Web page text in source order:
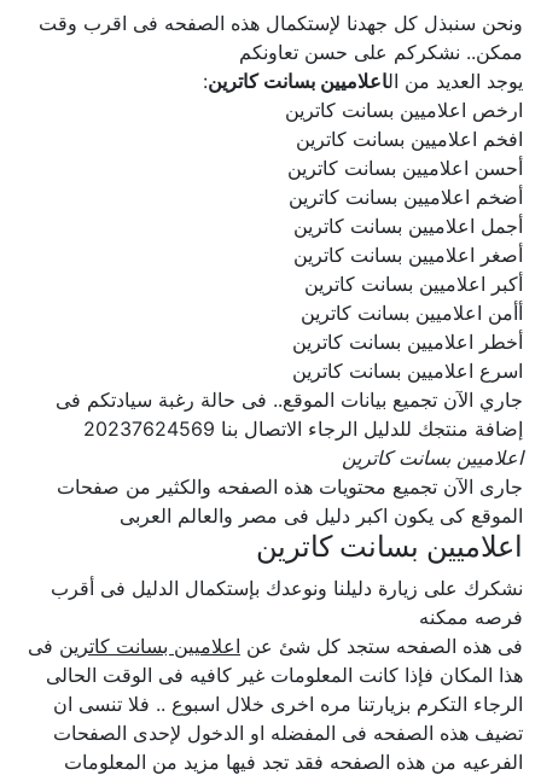
ونحن سنبذل كل جهدنا لإستكمال هذه الصفحه فى اقرب وقت
ممكن.. نشكركم على حسن تعاونكم
يوجد العديد من ال اعلاميين بسانت كاترين:
ارخص اعلاميين بسانت كاترين
افخم اعلاميين بسانت كاترين
أحسن اعلاميين بسانت كاترين
أضخم اعلاميين بسانت كاترين
أجمل اعلاميين بسانت كاترين
أصغر اعلاميين بسانت كاترين
أكبر اعلاميين بسانت كاترين
أأمن اعلاميين بسانت كاترين
أخطر اعلاميين بسانت كاترين
اسرع اعلاميين بسانت كاترين
جاري الآن تجميع بيانات الموقع.. فى حالة رغبة سيادتكم فى
إضافة منتجك للدليل الرجاء الاتصال بنا 20237624569
اعلاميين بسانت كاترين
جارى الآن تجميع محتويات هذه الصفحه والكثير من صفحات
الموقع كى يكون اكبر دليل فى مصر والعالم العربى
اعلاميين بسانت كاترين
نشكرك على زيارة دليلنا ونوعدك بإستكمال الدليل فى أقرب
فرصه ممكنه
فى هذه الصفحه ستجد كل شئ عناعلاميين بسانت كاترين فى
هذا المكان فإذا كانت المعلومات غير كافيه فى الوقت الحالى
الرجاء التكرم بزيارتنا مره اخرى خلال اسبوع .. فلا تنسى ان
تضيف هذه الصفحه فى المفضله او الدخول لإحدى الصفحات
الفرعيه من هذه الصفحه فقد تجد فيها مزيد من المعلومات